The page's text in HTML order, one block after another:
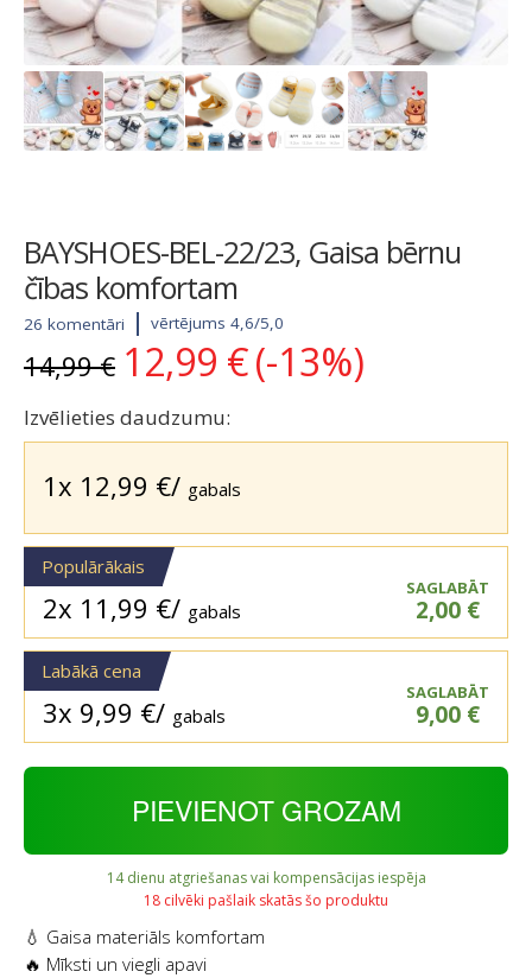
BAYSHOES-BEL-22/23, Gaisa bērnu
čības komfortam
26 komentāri vērtējums 4,6/5,0
14,99€ Original
price
was:
14,99 €.
12,99 € Current
price
12,99 €.
(-13%)
Izvēlieties daudzumu:
1x 12,99 €/ gabals
Populārākais
2x 11,99 €/ gabals
SAGLABĀT
2,00 €
Labākā cena
3x 9,99 €/ gabals
SAGLABĀT
9,00 €
PIEVIENOT GROZAM
14 dienu atgriešanas vai kompensācijas iespēja
18 cilvēki pašlaik skatās šo produktu
💧 Gaisa materiāls komfortam
🔥 Mīksti un viegli apavi